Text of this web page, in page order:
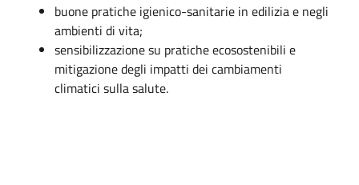
buone pratiche igienico-sanitarie in edilizia e negli
ambienti di vita;
sensibilizzazione su pratiche ecosostenibili e
mitigazione degli impatti dei cambiamenti
climatici sulla salute.